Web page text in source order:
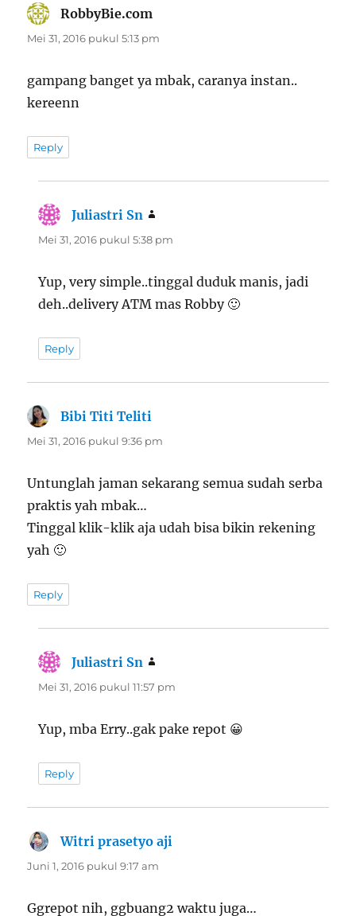
RobbyBie.com
Mei 31, 2016 pukul 5:13 pm
gampang banget ya mbak, caranya instan..
kereenn
Reply
Juliastri Sn
Mei 31, 2016 pukul 5:38 pm
Yup, very simple..tinggal duduk manis, jadi
deh..delivery ATM mas Robby 🙂
Reply
Bibi Titi Teliti
Mei 31, 2016 pukul 9:36 pm
Untunglah jaman sekarang semua sudah serba
praktis yah mbak…
Tinggal klik-klik aja udah bisa bikin rekening
yah 🙂
Reply
Juliastri Sn
Mei 31, 2016 pukul 11:57 pm
Yup, mba Erry..gak pake repot 😀
Reply
Witri prasetyo aji
Juni 1, 2016 pukul 9:17 am
Ggrepot nih, ggbuang2 waktu juga…